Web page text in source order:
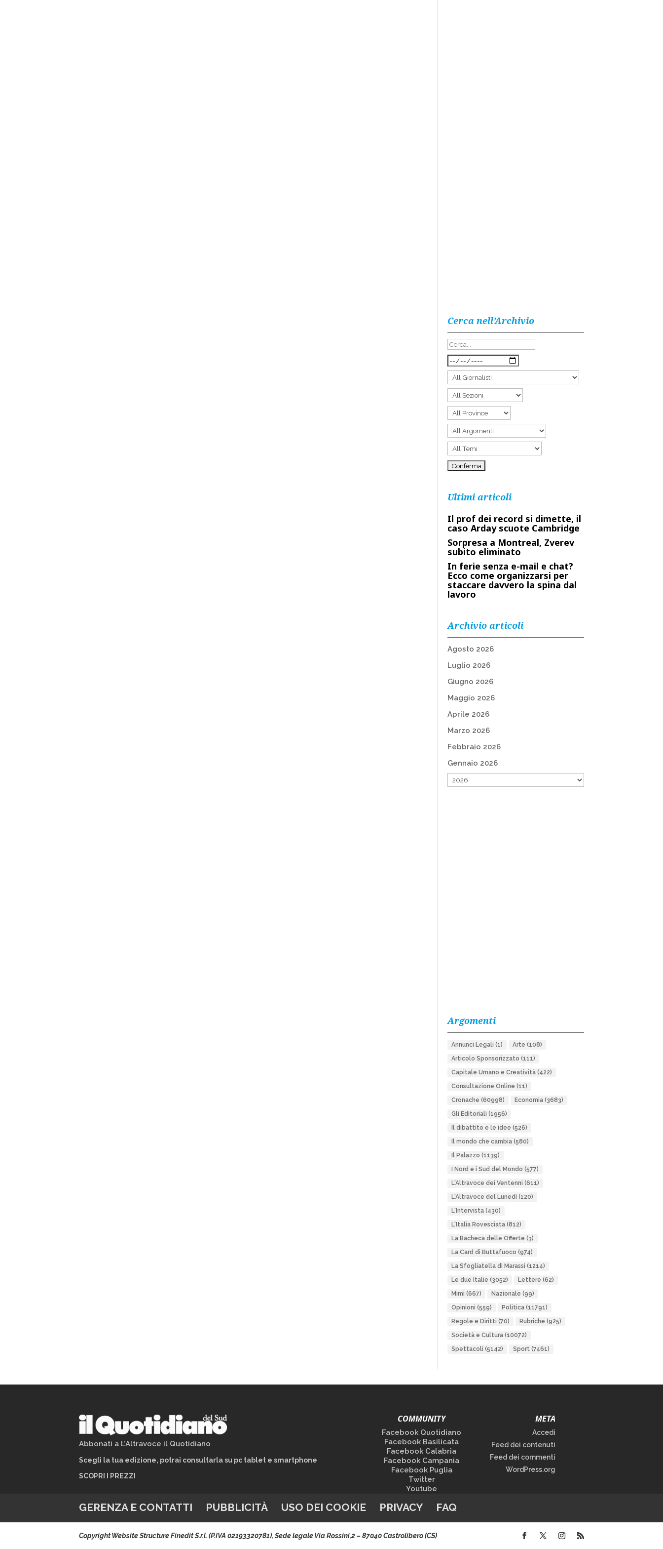
Cerca nell’Archivio
Ultimi articoli
Il prof dei record si dimette, il
caso Arday scuote Cambridge
Sorpresa a Montreal, Zverev
subito eliminato
In ferie senza e-mail e chat?
Ecco come organizzarsi per
staccare davvero la spina dal
lavoro
Archivio articoli
Agosto 2026
Luglio 2026
Giugno 2026
Maggio 2026
Aprile 2026
Marzo 2026
Febbraio 2026
Gennaio 2026
Argomenti
Annunci Legali (1) Arte (108)
Articolo Sponsorizzato (111)
Capitale Umano e Creatività(422)
Consultazione Online (11)
Cronache (60998) Economia(3683)
Gli Editoriali (1956)
Il dibattito e le idee (526)
Il mondo che cambia(580)
Il Palazzo (1139)
I Nord e i Sud del Mondo (577)
L'Altravoce dei Ventenni (611)
L'Altravoce del Lunedì (120)
L'Intervista(430)
L'Italia Rovesciata(812)
La Bacheca delle Offerte (3)
La Card di Buttafuoco (974)
La Sfogliatella di Marassi (1214)
Le due Italie (3052) Lettere (62)
Mimì (667) Nazionale (99)
Opinioni (559) Politica(11791)
Regole e Diritti (70) Rubriche (925)
Società e Cultura(10072)
Spettacoli (5142) Sport(7461)
Abbonati a L’Altravoce il Quotidiano
Scegli la tua edizione, potrai consultarla su pc tablet e smartphone
SCOPRI I PREZZI
COMMUNITY
Facebook Quotidiano
Facebook Basilicata
Facebook Calabria
Facebook Campania
Facebook Puglia
Twitter
Youtube
META
Accedi
Feed dei contenuti
Feed dei commenti
WordPress.org
GERENZA E CONTATTI PUBBLICITÀ USO DEI COOKIE PRIVACY FAQ
Copyright Website Structure Finedit S.r.l. (P.IVA 02193320781), Sede legale Via Rossini,2 – 87040 Castrolibero (CS)